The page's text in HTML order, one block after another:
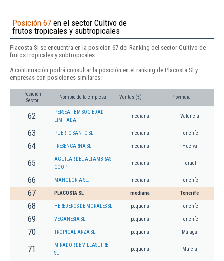
Posición 67 en el sector Cultivo de
frutos tropicales y subtropicales
Placosta Sl se encuentra en la posición 67 del Ranking del sector Cultivo de
frutos tropicales y subtropicales.
A continuación podrá consultar la posición en el ranking de Placosta Sl y
empresas con posiciones similares:
Posición
Sector
Nombre de la empresa Ventas (€) Provincia
62
PERSEA FBM SOCIEDAD
LIMITADA.
mediana Valencia
63 PUERTO SANTO SL mediana Tenerife
64 FRESENCARNA SL mediana Huelva
65
AGUILAR DEL ALFAMBRAS
COOP
mediana Teruel
66 MANGLORIA SL. mediana Tenerife
67 PLACOSTA SL mediana Tenerife
68 HEREDEROS DE MORALES SL pequeña Tenerife
69 VEGANESIA SL. pequeña Tenerife
70 TROPICAL ARZA SL. pequeña Málaga
71
MIRADOR DE VILLASUFRE
SL
pequeña Murcia